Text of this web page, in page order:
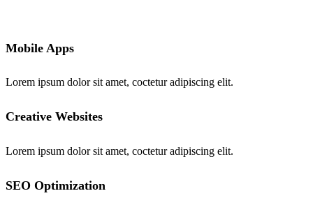
Mobile Apps
Lorem ipsum dolor sit amet, coctetur adipiscing elit.
Creative Websites
Lorem ipsum dolor sit amet, coctetur adipiscing elit.
SEO Optimization